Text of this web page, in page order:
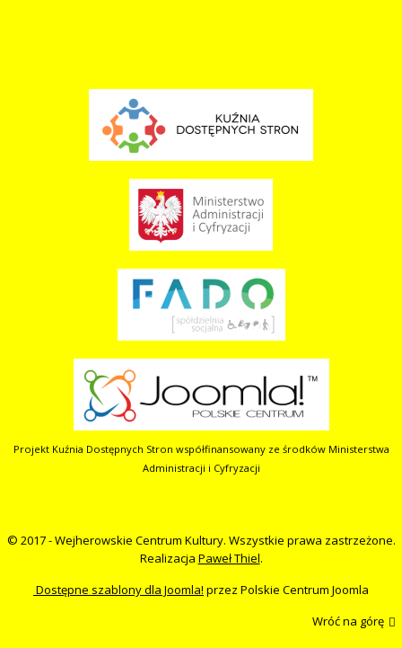
Projekt Kuźnia Dostępnych Stron współfinansowany ze środków Ministerstwa
Administracji i Cyfryzacji
© 2017 - Wejherowskie Centrum Kultury. Wszystkie prawa zastrzeżone.
Realizacja Paweł Thiel.
Dostępne szablony dla Joomla! przez Polskie Centrum Joomla
Wróć na górę